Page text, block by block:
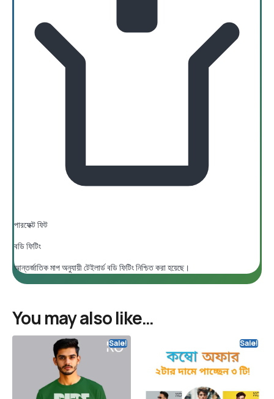
পারফেক্ট ফিট
বডি ফিটিং
আন্তর্জাতিক মাপ অনুযায়ী টেইলার্ড বডি ফিটিং নিশ্চিত করা হয়েছে।
You may also like…
Sale! Sale!